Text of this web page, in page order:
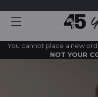
You cannot place a new
NOT YOUR